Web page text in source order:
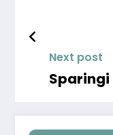
Next post
Sparingi